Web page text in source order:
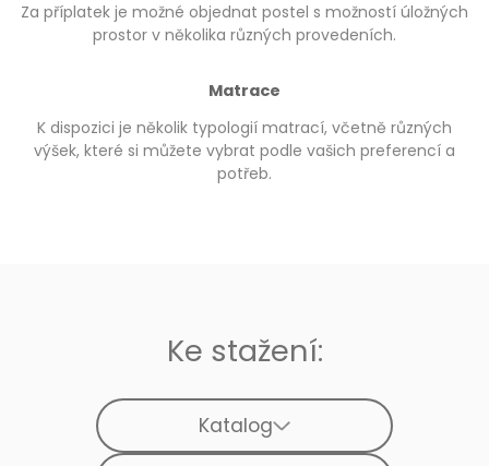
Za příplatek je možné objednat postel s možností úložných
prostor v několika různých provedeních.
Matrace
K dispozici je několik typologií matrací, včetně různých
výšek, které si můžete vybrat podle vašich preferencí a
potřeb.
Ke stažení:
Katalog